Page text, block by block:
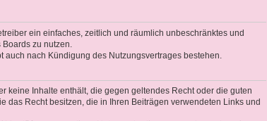
ein einfaches, zeitlich und räumlich unbeschränktes und
zu nutzen.
nach Kündigung des Nutzungsvertrages bestehen.
keine Inhalte enthält, die gegen geltendes Recht oder die guten
das Recht besitzen, die in Ihren Beiträgen verwendeten Links und